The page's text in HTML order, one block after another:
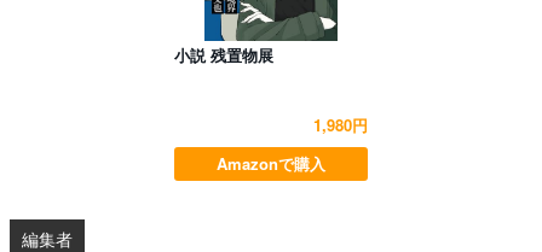
小説 残置物展
1,980円
Amazonで購入
編集者